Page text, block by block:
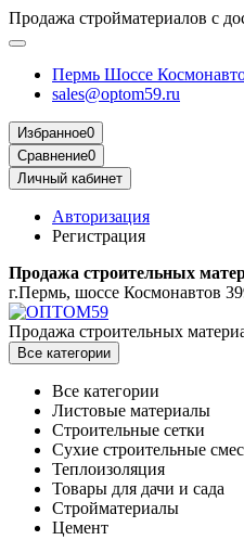
Продажа стройматериалов с
Пермь Шоссе
sales@optom59.ru
Избранное0
Сравнение0
Личный кабинет
Авторизация
Регистрация
Продажа строительных
г.Пермь, шоссе Космонавтов
Продажа строительных
Все категории
Все категории
Листовые материалы
Строительные сетки
Сухие строительные
Теплоизоляция
Товары для дачи и сада
Стройматериалы
Цемент